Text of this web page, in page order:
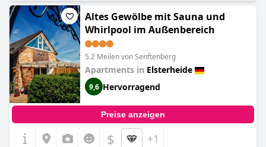
Altes Gewölbe mit Sauna und
Whirlpool im Außenbereich
5.2 Meilen von Senftenberg
Apartments in Elsterheide
9,6 Hervorragend
Preise anzeigen
$ +1